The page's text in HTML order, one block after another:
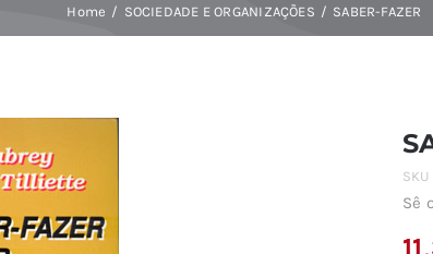
Home SOCIEDADE E ORGANIZAÇÕES SABER-FAZER
SKU
Sê